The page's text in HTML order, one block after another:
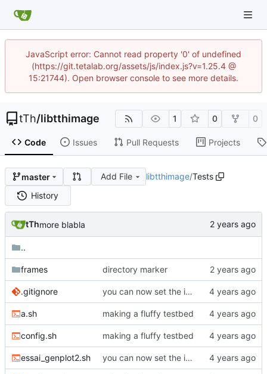
JavaScript error: Cannot read property '0' of undefined
(https://git.tetalab.org/assets/js/index.js?v=1.25.4 @
15:21744). Open browser console to see more details.
tTh/libtthimage 1 0 0
Code Issues Pull Requests Projects
master Add File libtthimage/Tests
History
tThmore blabla
..
frames directory marker
.gitignore you can now set the image size in genplot2
a.sh making a fluffy testbed
config.sh making a fluffy testbed
essai_genplot2.sh you can now set the image size in genplot2